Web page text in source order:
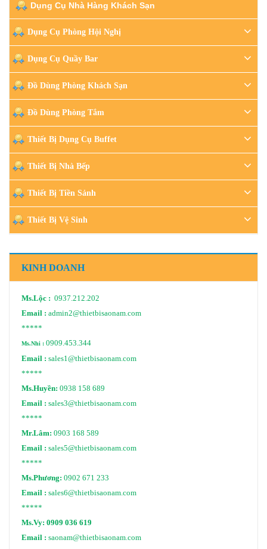
Dụng Cụ Nhà Hàng Khách Sạn
Dụng Cụ Phòng Hội Nghị
Dụng Cụ Quầy Bar
Đồ Dùng Phòng Khách Sạn
Đồ Dùng Phòng Tắm
Thiết Bị Dụng Cụ Buffet
Thiết Bị Nhà Bếp
Thiết Bị Tiền Sảnh
Thiết Bị Vệ Sinh
KINH DOANH
Ms.Lộc : 0937.212.202
Email : admin2@thietbisaonam.com
*****
Ms.Nhi : 0909.453.344
Email : sales1@thietbisaonam.com
*****
Ms.Huyền: 0938 158 689
Email : sales3@thietbisaonam.com
*****
Mr.Lâm: 0903 168 589
Email : sales5@thietbisaonam.com
*****
Ms.Phương: 0902 671 233
Email : sales6@thietbisaonam.com
*****
Ms.Vy: 0909 036 619
Email : saonam@thietbisaonam.com